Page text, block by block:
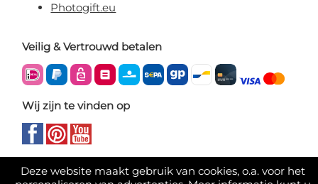
Deze website maakt gebruik van cookies, o.a. voor het
Photogift.eu
Veilig & Vertrouwd betalen
Wij zijn te vinden op